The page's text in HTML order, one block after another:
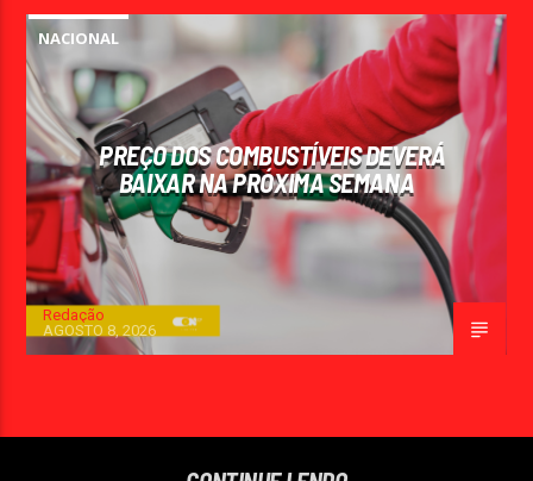
NACIONAL
PREÇO DOS COMBUSTÍVEIS DEVERÁ
BAIXAR NA PRÓXIMA SEMANA
Redação
AGOSTO 8, 2026